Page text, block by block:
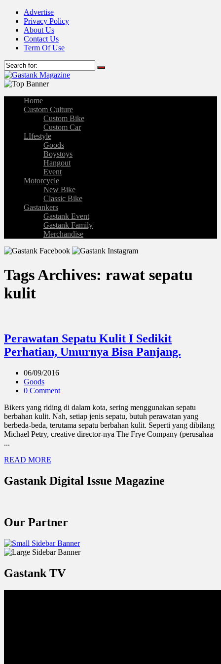
Advertise
Privacy Policy
About Us
Contact Us
Term Of Use
Home
Custom Culture
Custom Bike
Custom Car
LIfestyle
Goods
Boystoys
Hangout
Event
Motorcycle
New Bike
Classic Bike
Gastankers
Gastank Event
Gastank Family
Merchandise
Tags Archives: rawat sepatu
kulit
Perawatan Sepatu Kulit I Sedikit
Perhatian, Umurnya Bisa Panjang.
06/09/2016
Goods
0 Comment
Bikers yang riding di dalam kota, sering menggunakan sepatu
berbahan kulit. Nah, setiap jenis sepatu, butuh perawatan yang
berbeda-beda, terutama sepatu berbahan kulit. Seperti yang dibilang
Michael Petry, creative director-nya The Frye Company (perusahaa
...
READ MORE
Gastank Digital Issue Magazine
Our Partner
Gastank TV